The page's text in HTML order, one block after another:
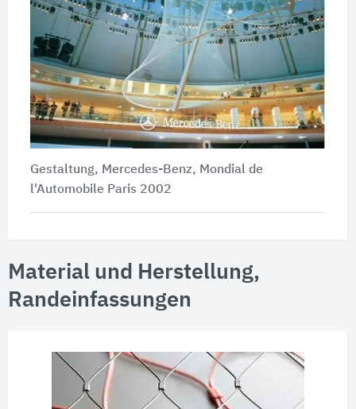
Gestaltung, Mercedes-Benz, Mondial de
l'Automobile Paris 2002
Material und Herstellung,
Randeinfassungen